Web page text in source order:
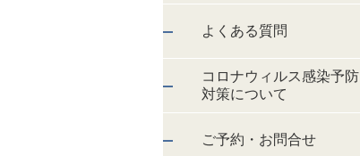
よくある質問
コロナウィルス感染予防
対策について
ご予約・お問合せ